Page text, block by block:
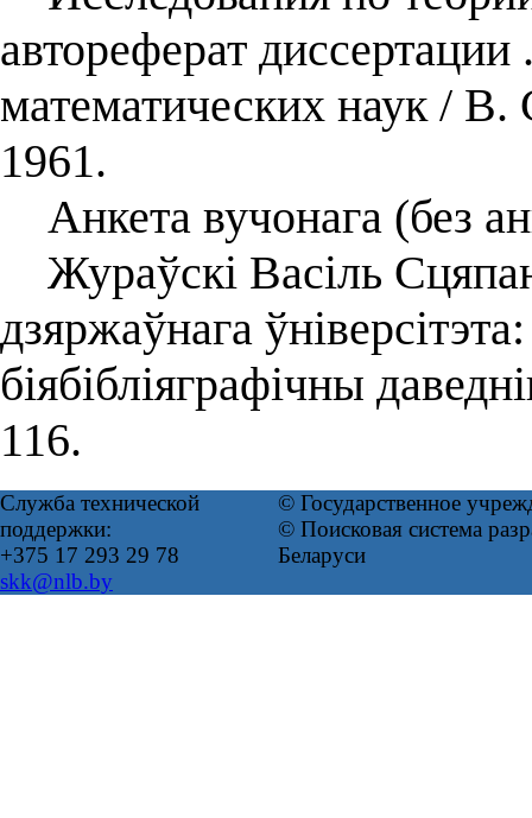
автореферат
математических наук /
1961.
Анкета вучонага (без
Жураўскі Васіль
дзяржаўнага
біябібліяграфічны
116.
Служба технической
поддержки:
+375 17 293 29 78
skk@nlb.by
© Государственное
© Поисковая система
Беларуси